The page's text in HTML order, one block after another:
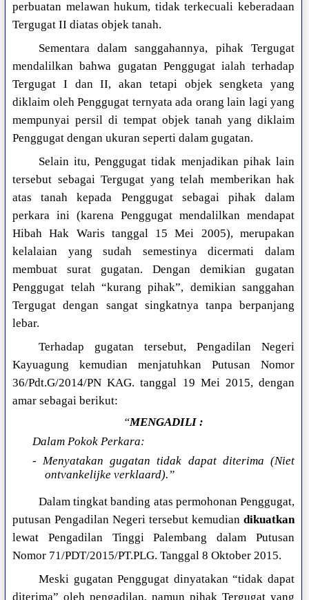
perbuatan melawan hukum, tidak terkecuali keberadaan
Tergugat II diatas objek tanah.
Sementara dalam sanggahannya, pihak Tergugat
mendalilkan bahwa gugatan Penggugat ialah terhadap
Tergugat I dan II, akan tetapi objek sengketa yang
diklaim oleh Penggugat ternyata ada orang lain lagi yang
mempunyai persil di tempat objek tanah yang diklaim
Penggugat dengan ukuran seperti dalam gugatan.
Selain itu, Penggugat tidak menjadikan pihak lain
tersebut sebagai Tergugat yang telah memberikan hak
atas tanah kepada Penggugat sebagai pihak dalam
perkara ini (karena Penggugat mendalilkan mendapat
Hibah Hak Waris tanggal 15 Mei 2005), merupakan
kelalaian yang sudah semestinya dicermati dalam
membuat surat gugatan. Dengan demikian gugatan
Penggugat telah “kurang pihak”, demikian sanggahan
Tergugat dengan sangat singkatnya tanpa berpanjang
lebar.
Terhadap gugatan tersebut, Pengadilan Negeri
Kayuagung kemudian menjatuhkan Putusan Nomor
36/Pdt.G/2014/PN KAG. tanggal 19 Mei 2015, dengan
amar sebagai berikut:
“MENGADILI :
Dalam Pokok Perkara:
- Menyatakan gugatan tidak dapat diterima (Niet
ontvankelijke verklaard).”
Dalam tingkat banding atas permohonan Penggugat,
putusan Pengadilan Negeri tersebut kemudian dikuatkan
lewat Pengadilan Tinggi Palembang dalam Putusan
Nomor 71/PDT/2015/PT.PLG. Tanggal 8 Oktober 2015.
Meski gugatan Penggugat dinyatakan “tidak dapat
diterima” oleh pengadilan, namun pihak Tergugat yang